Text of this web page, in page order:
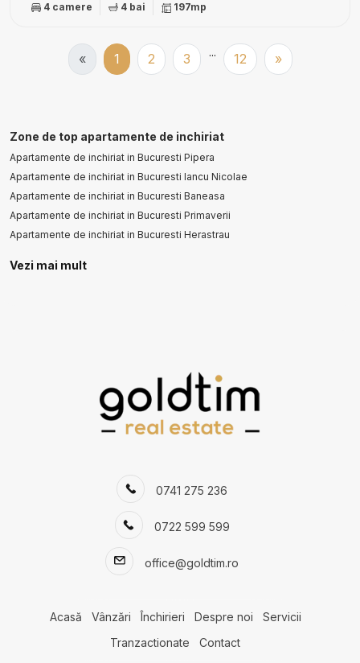
4 camere 4 bai 197mp
« 1 2 3 ... 12 »
Zone de top apartamente de inchiriat
Apartamente de inchiriat in Bucuresti Pipera
Apartamente de inchiriat in Bucuresti Iancu Nicolae
Apartamente de inchiriat in Bucuresti Baneasa
Apartamente de inchiriat in Bucuresti Primaverii
Apartamente de inchiriat in Bucuresti Herastrau
Apartamente de inchiriat in Bucuresti Dorobanti
Apartamente de inchiriat in Bucuresti P-ta Presei Libere
Apartamente de inchiriat in Bucuresti Lacul Tei
Numar de camere apartamente de inchiriat
Apartamente de inchiriat 2 camere
Apartamente de inchiriat 4 camere
Apartamente de inchiriat
Apartamente de inchiriat in Bucuresti Pipera
Vezi mai mult
0741 275 236
0722 599 599
office@goldtim.ro
Acasă Vânzări Închirieri Despre noi
Servicii
Tranzactionate
Contact